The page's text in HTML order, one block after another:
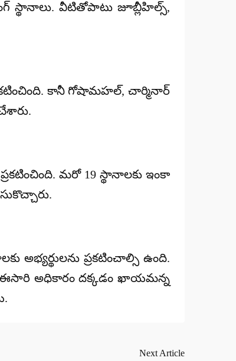
స్థానాలు. వీటితోపాటు జూబ్లీహిల్స్,
కానీ గోషామహల్, చార్మినార్
మరో 19 స్థానాలకు ఇంకా
అభ్యర్థులను ప్రకటించాల్సి ఉంది.
ఈసారి అధికారం దక్కడం ఖాయమన్న
Next Article